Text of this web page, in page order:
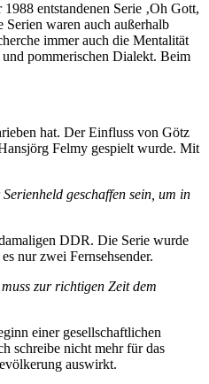
entstandenen Serie ‚Oh Gott,
waren auch außerhalb
immer auch die Mentalität
und pommerischen Dialekt. Beim
hat. Der Einfluss von Götz
Felmy gespielt wurde. Mit
geschaffen sein, um in
DDR. Die Serie wurde
nur zwei Fernsehsender.
zur richtigen Zeit dem
einer gesellschaftlichen
schreibe nicht mehr für das
auswirkt.